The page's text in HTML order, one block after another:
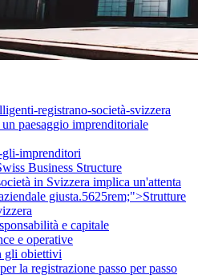
registrano-società-svizzera
paesaggio imprenditoriale
imprenditori
Business Structure
in Svizzera implica un'attenta
giusta.5625rem;">Strutture
e capitale
e operative
gli obiettivi
la registrazione passo per passo